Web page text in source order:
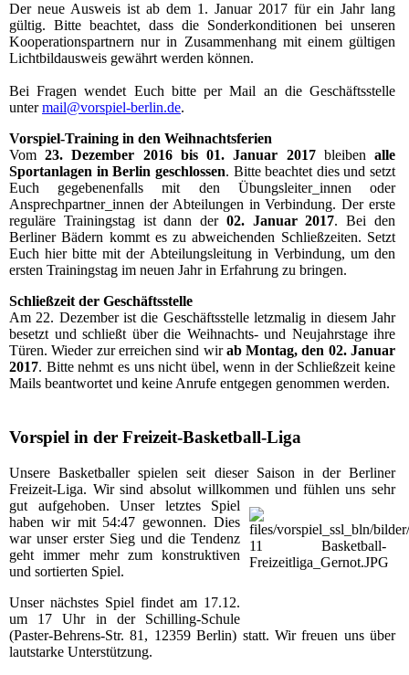
Der neue Ausweis ist ab dem 1. Januar 2017 für ein Jahr lang
gültig. Bitte beachtet, dass die Sonderkonditionen bei unseren
Kooperationspartnern nur in Zusammenhang mit einem gültigen
Lichtbildausweis gewährt werden können.
Bei Fragen wendet Euch bitte per Mail an die Geschäftsstelle
untermail@vorspiel-berlin.de.
Vorspiel-Training in den Weihnachtsferien
Vom23. Dezember 2016 bis 01. Januar 2017 bleibenalle
Sportanlagen in Berlin geschlossen. Bitte beachtet dies und setzt
Euch gegebenenfalls mit den Übungsleiter_innen oder
Ansprechpartner_innen der Abteilungen in Verbindung. Der erste
reguläre Trainingstag ist dann der 02. Januar 2017. Bei den
Berliner Bädern kommt es zu abweichenden Schließzeiten. Setzt
Euch hier bitte mit der Abteilungsleitung in Verbindung, um den
ersten Trainingstag im neuen Jahr in Erfahrung zu bringen.
Schließzeit der Geschäftsstelle
Am 22. Dezember ist die Geschäftsstelle letzmalig in diesem Jahr
besetzt und schließt über die Weihnachts- und Neujahrstage ihre
Türen. Wieder zur erreichen sind wirab Montag, den 02. Januar
2017. Bitte nehmt es uns nicht übel, wenn in der Schließzeit keine
Mails beantwortet und keine Anrufe entgegen genommen werden.
Vorspiel in der Freizeit-Basketball-Liga
Unsere Basketballer spielen seit dieser Saison in der Berliner
Freizeit-Liga. Wir sind absolut willkommen und fühlen uns sehr
gut aufgehoben. Unser letztes Spiel
haben wir mit 54:47 gewonnen. Dies
war unser erster Sieg und die Tendenz
geht immer mehr zum konstruktiven
und sortierten Spiel.
Unser nächstes Spiel findet am 17.12.
um 17 Uhr in der Schilling-Schule
(Paster-Behrens-Str. 81, 12359 Berlin) statt. Wir freuen uns über
lautstarke Unterstützung.